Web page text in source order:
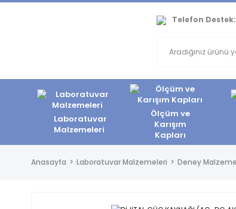
Telefon Destek:
Laboratuvar
Malzemeleri
Ölçüm ve
Karışım
Kapları
Anasayfa Laboratuvar Malzemeleri Deney